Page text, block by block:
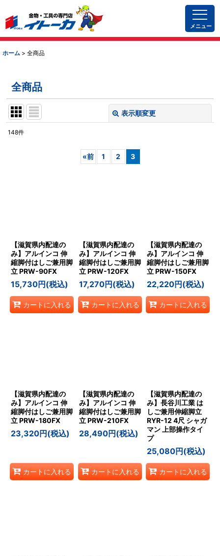
メニュー
ホーム > 全商品
全商品
表示順変更
148件
«前 1 2 3
【滋賀県内配達の
み】アルインコ 伸
縮脚付はしご兼用脚
立 PRW-90FX
15,730円 (税込)
カートに入れる
【滋賀県内配達の
み】アルインコ 伸
縮脚付はしご兼用脚
立 PRW-120FX
17,270円 (税込)
カートに入れる
【滋賀県内配達の
み】アルインコ 伸
縮脚付はしご兼用脚
立 PRW-150FX
22,220円 (税込)
カートに入れる
【滋賀県内配達の
み】アルインコ 伸
縮脚付はしご兼用脚
立 PRW-180FX
23,320円 (税込)
カートに入れる
【滋賀県内配達の
み】アルインコ 伸
縮脚付はしご兼用脚
立 PRW-210FX
28,490円 (税込)
カートに入れる
【滋賀県内配達の
み】長谷川工業 は
しご兼用伸縮脚立
RYR-12 4尺 シャガ
マン 上部操作タイ
プ
25,080円 (税込)
カートに入れる